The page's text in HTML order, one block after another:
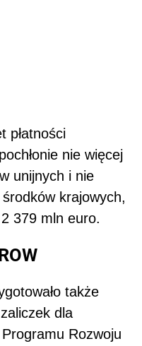
płatności
nie więcej
unijnych i nie
krajowych,
379 mln euro.
także
dla
Rozwoju